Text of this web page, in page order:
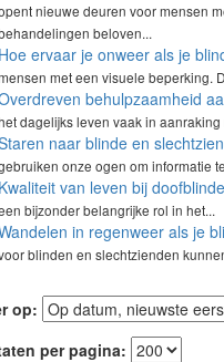
nieuwe deuren voor mensen
beloven...
Hoe ervaar je onweer als je
met een visuele beperking.
behulpzaamheid
dagelijks leven vaak in
naar blinde en
onze ogen om informatie
Kwaliteit van leven bij
bijzonder belangrijke rol in het...
in regenweer als je
blinden en slechtzienden
op:
per pagina: